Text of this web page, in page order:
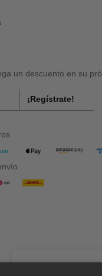
un descuento en su
¡Regístrate!